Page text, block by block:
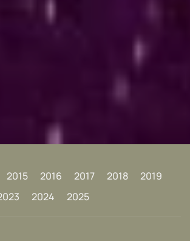
2015 2016 2017 2018
2019
2024 2025